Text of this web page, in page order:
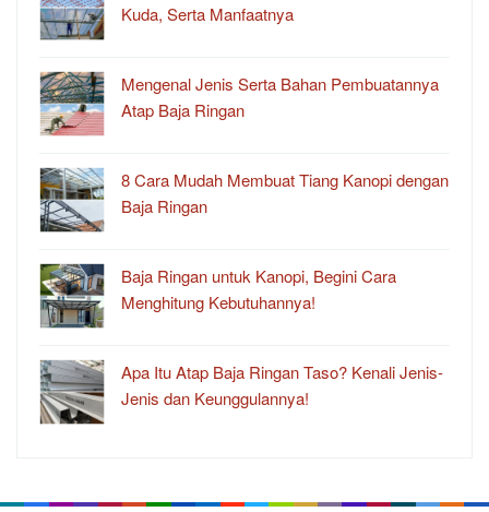
Kuda, Serta Manfaatnya
Mengenal Jenis Serta Bahan Pembuatannya
Atap Baja Ringan
8 Cara Mudah Membuat Tiang Kanopi dengan
Baja Ringan
Baja Ringan untuk Kanopi, Begini Cara
Menghitung Kebutuhannya!
Apa Itu Atap Baja Ringan Taso? Kenali Jenis-
Jenis dan Keunggulannya!